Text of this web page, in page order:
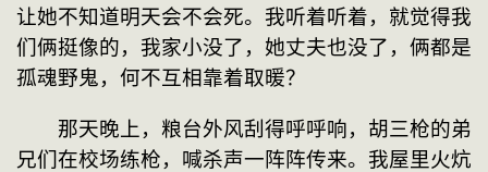
让她不知道明天会不会死。我听着听着，就觉得我
们俩挺像的，我家小没了，她丈夫也没了，俩都是
孤魂野鬼，何不互相靠着取暖？
那天晚上，粮台外风刮得呼呼响，胡三枪的弟
兄们在校场练枪，喊杀声一阵阵传来。我屋里火炕